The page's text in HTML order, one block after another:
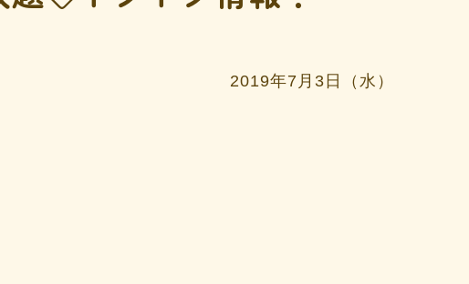
2019年7月3日（水）